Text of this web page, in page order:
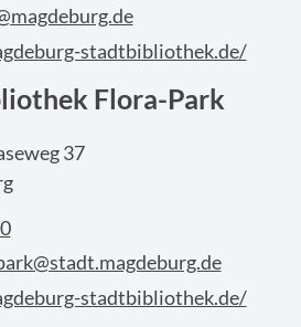
stadtbibliothek.de/
Flora-Park
37
stadtbibliothek.de/